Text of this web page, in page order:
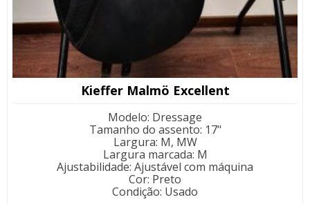
Kieffer Malmö Excellent
Modelo: Dressage
Tamanho do assento: 17"
Largura: M, MW
Largura marcada: M
Ajustabilidade: Ajustável com máquina
Cor: Preto
Condição: Usado